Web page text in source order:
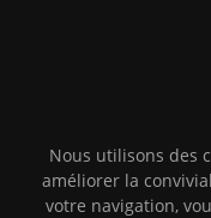
Nous utilisons des
améliorer la
votre navigation,